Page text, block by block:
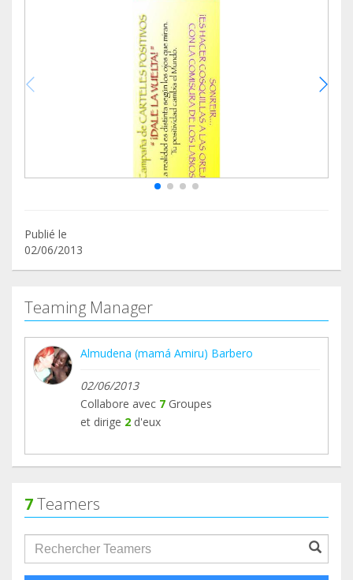
Publié le
02/06/2013
Teaming Manager
Almudena (mamá Amiru) Barbero
02/06/2013
Collabore avec 7 Groupes
et dirige 2 d'eux
7Teamers
groupProfile.searchForm.search.text???